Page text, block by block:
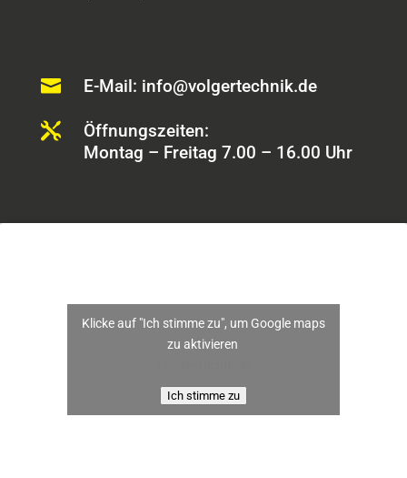
 E-Mail: info@volgertechnik.de

Öffnungszeiten:
Montag – Freitag 7.00 – 16.00 Uhr
Klicke auf "Ich stimme zu", um Google maps
zu aktivieren
Ich stimme zu